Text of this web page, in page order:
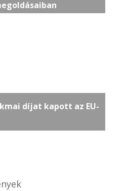
díjat kapott az EU-